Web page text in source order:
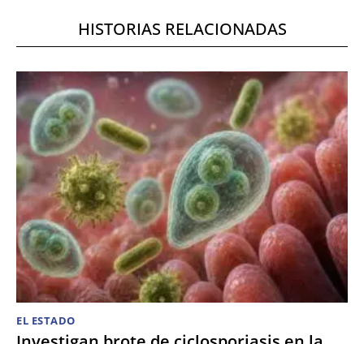
HISTORIAS RELACIONADAS
EL ESTADO